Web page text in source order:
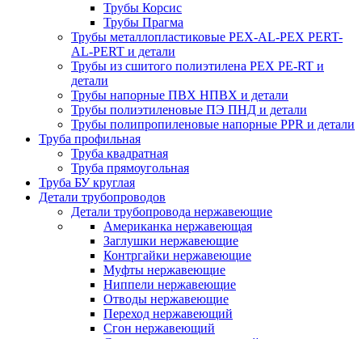
Трубы Корсис
Трубы Прагма
Трубы металлопластиковые PEX-AL-PEX PERT-
AL-PERT и детали
Трубы из сшитого полиэтилена PEX PE-RT и
детали
Трубы напорные ПВХ НПВХ и детали
Трубы полиэтиленовые ПЭ ПНД и детали
Трубы полипропиленовые напорные PPR и детали
Труба профильная
Труба квадратная
Труба прямоугольная
Труба БУ круглая
Детали трубопроводов
Детали трубопровода нержавеющие
Американка нержавеющая
Заглушки нержавеющие
Контргайки нержавеющие
Муфты нержавеющие
Ниппели нержавеющие
Отводы нержавеющие
Переход нержавеющий
Сгон нержавеющий